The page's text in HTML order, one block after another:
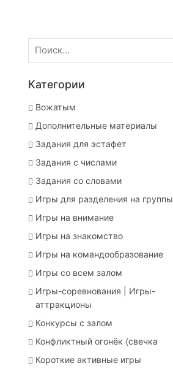
Найти:
Категории
Вожатым
Дополнительные материалы
Задания для эстафет
Задания с числами
Задания со словами
Игры для разделения на группы
Игры на внимание
Игры на знакомство
Игры на командообразование
Игры со всем залом
Игры-соревнования | Игры-
аттракционы
Конкурсы с залом
Конфликтный огонёк (свечка
Короткие активные игры